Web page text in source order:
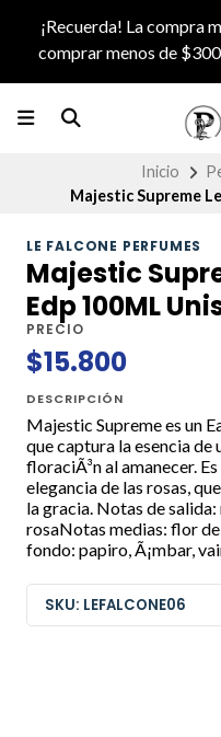
¡Recuerda! La compra
comprar menos de
Inicio
Majestic Supreme
LE FALCONE PERFUMES
Majestic
Edp 100ML
PRECIO
$15.800
DESCRIPCIÓN
Majestic Supreme es un
que captura la esencia de
floraciÃ³n al amanecer.
elegancia de las rosas,
la gracia. Notas de
rosaNotas medias: flor
fondo: papiro, Ã¡mbar,
SKU: LEFALCONE06